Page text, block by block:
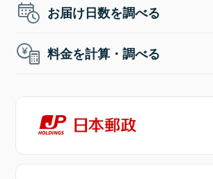
お届け日数を調べる
料金を計算・調べる